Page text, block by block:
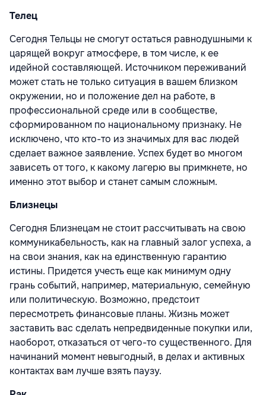
Телец
Сегодня Тельцы не смогут остаться равнодушными к
царящей вокруг атмосфере, в том числе, к ее
идейной составляющей. Источником переживаний
может стать не только ситуация в вашем близком
окружении, но и положение дел на работе, в
профессиональной среде или в сообществе,
сформированном по национальному признаку. Не
исключено, что кто-то из значимых для вас людей
сделает важное заявление. Успех будет во многом
зависеть от того, к какому лагерю вы примкнете, но
именно этот выбор и станет самым сложным.
Близнецы
Сегодня Близнецам не стоит рассчитывать на свою
коммуникабельность, как на главный залог успеха, а
на свои знания, как на единственную гарантию
истины. Придется учесть еще как минимум одну
грань событий, например, материальную, семейную
или политическую. Возможно, предстоит
пересмотреть финансовые планы. Жизнь может
заставить вас сделать непредвиденные покупки или,
наоборот, отказаться от чего-то существенного. Для
начинаний момент невыгодный, в делах и активных
контактах вам лучше взять паузу.